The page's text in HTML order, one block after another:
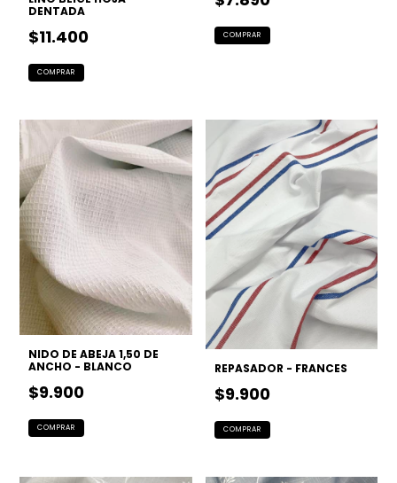
DENTADA
$11.400
NIDO DE ABEJA 1,50 DE
ANCHO - BLANCO
$9.900
REPASADOR - FRANCES
$9.900